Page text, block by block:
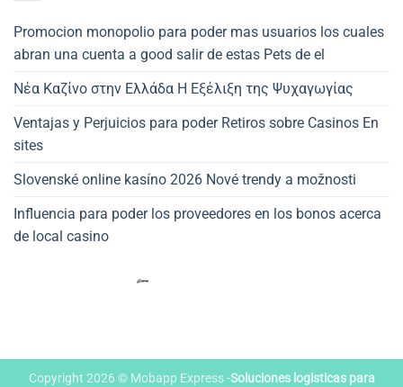
Promocion monopolio para poder mas usuarios los cuales
abran una cuenta a good salir de estas Pets de el
Νέα Καζίνο στην Ελλάδα Η Εξέλιξη της Ψυχαγωγίας
Ventajas y Perjuicios para poder Retiros sobre Casinos En
sites
Slovenské online kasíno 2026 Nové trendy a možnosti
Influencia para poder los proveedores en los bonos acerca
de local casino
Copyright 2026 © Mobapp Express -Soluciones logisticas para